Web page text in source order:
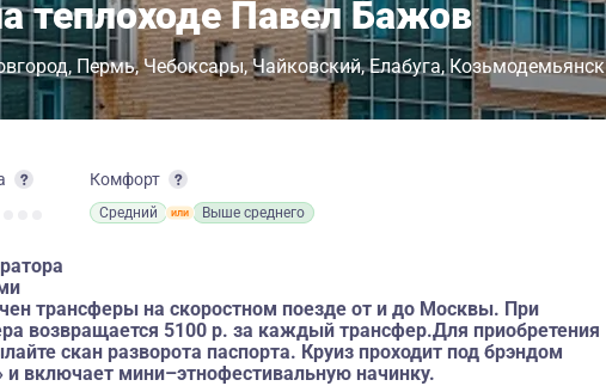
теплоходе Павел Бажов
Пермь Чебоксары Чайковский Елабуга Козьмодемьянск
Комфорт
Средний Выше среднего
трансферы на скоростном поезде от и до Москвы. При
возвращается 5100 р. за каждый трансфер.Для приобретения
скан разворота паспорта. Круиз проходит под брэндом
включает мини–этнофестивальную начинку.